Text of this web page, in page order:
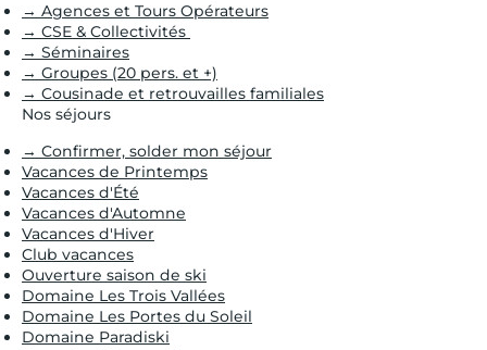
→ Agences et Tours Opérateurs
→ CSE & Collectivités
→ Séminaires
→ Groupes (20 pers. et +)
→ Cousinade et retrouvailles familiales
Nos séjours
→ Confirmer, solder mon séjour
Vacances de Printemps
Vacances d'Été
Vacances d'Automne
Vacances d'Hiver
Club vacances
Ouverture saison de ski
Domaine Les Trois Vallées
Domaine Les Portes du Soleil
Domaine Paradiski